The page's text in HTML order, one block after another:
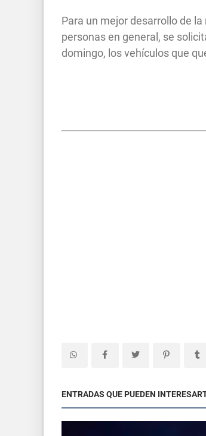
Para un mejor desarrollo de
personas en general, se
domingo, los vehículos que
ENTRADAS QUE PUEDEN